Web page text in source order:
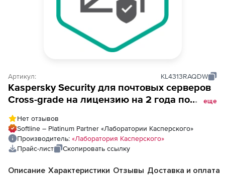
Артикул: KL4313RAQDW
Kaspersky Security для почтовых серверов
Cross-grade на лицензию на 2 года по
еще
Нет отзывов
Softline – Platinum Partner «Лаборатории Касперского»
Производитель: «Лаборатория Касперского»
Прайс-лист
Скопировать ссылку
Описание Характеристики Отзывы Доставка и оплата